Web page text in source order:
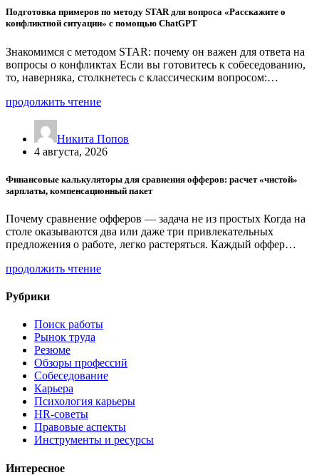
Подготовка примеров по методу STAR для вопроса «Расскажите о
конфликтной ситуации» с помощью ChatGPT
Знакомимся с методом STAR: почему он важен для ответа на
вопросы о конфликтах Если вы готовитесь к собеседованию,
то, наверняка, столкнетесь с классическим вопросом:…
продолжить чтение
Никита Попов
4 августа, 2026
Финансовые калькуляторы для сравнения офферов: расчет «чистой»
зарплаты, компенсационный пакет
Почему сравнение офферов — задача не из простых Когда на
столе оказываются два или даже три привлекательных
предложения о работе, легко растеряться. Каждый оффер…
продолжить чтение
Рубрики
Поиск работы
Рынок труда
Резюме
Обзоры профессий
Собеседование
Карьера
Психология карьеры
HR-советы
Правовые аспекты
Инструменты и ресурсы
Интересное